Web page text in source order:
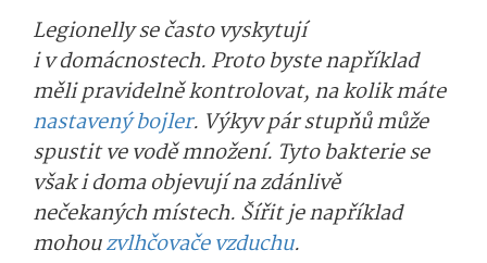
Legionelly se často vyskytují
i v domácnostech. Proto byste například
měli pravidelně kontrolovat, na kolik máte
nastavený bojler. Výkyv pár stupňů může
spustit ve vodě množení. Tyto bakterie se
však i doma objevují na zdánlivě
nečekaných místech. Šířit je například
mohouzvlhčovače vzduchu.